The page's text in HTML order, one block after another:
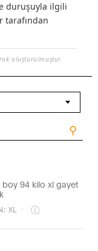
duruşuyla ilgili
tarafından
oluşturulmuştur.
⚲
boy 94 kilo xl gayet
XL ·